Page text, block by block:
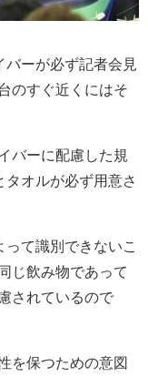
ーが必ず記者会見
のすぐ近くにはそ
バーに配慮した規
オルが必ず用意さ
て識別できないこ
じ飲み物であって
されているので
を保つための意図